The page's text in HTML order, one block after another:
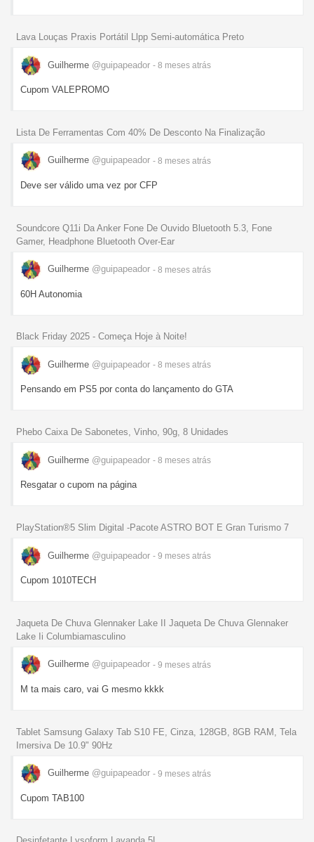
Lava Louças Praxis Portátil Llpp Semi-automática Preto
Guilherme @guipapeador - 8 meses atrás
Cupom VALEPROMO
Lista De Ferramentas Com 40% De Desconto Na Finalização
Guilherme @guipapeador - 8 meses atrás
Deve ser válido uma vez por CFP
Soundcore Q11i Da Anker Fone De Ouvido Bluetooth 5.3, Fone
Gamer, Headphone Bluetooth Over-Ear
Guilherme @guipapeador - 8 meses atrás
60H Autonomia
Black Friday 2025 - Começa Hoje à Noite!
Guilherme @guipapeador - 8 meses atrás
Pensando em PS5 por conta do lançamento do GTA
Phebo Caixa De Sabonetes, Vinho, 90g, 8 Unidades
Guilherme @guipapeador - 8 meses atrás
Resgatar o cupom na página
PlayStation®5 Slim Digital -Pacote ASTRO BOT E Gran Turismo 7
Guilherme @guipapeador - 9 meses atrás
Cupom 1010TECH
Jaqueta De Chuva Glennaker Lake II Jaqueta De Chuva Glennaker
Lake Ii Columbiamasculino
Guilherme @guipapeador - 9 meses atrás
M ta mais caro, vai G mesmo kkkk
Tablet Samsung Galaxy Tab S10 FE, Cinza, 128GB, 8GB RAM, Tela
Imersiva De 10.9" 90Hz
Guilherme @guipapeador - 9 meses atrás
Cupom TAB100